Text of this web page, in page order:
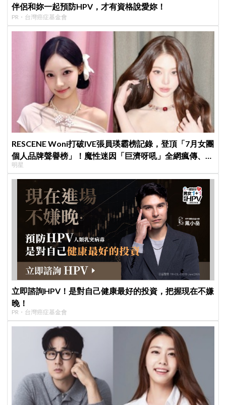
伴侶和妳一起預防HPV，才有資格說愛妳！
PR・台灣癌症基金會
RESCENE Woni打破IVE張員瑛霸榜記錄，登頂「7月女團
個人品牌聲譽榜」！魔性迷因「巨濟呀吼」全網瘋傳、逆
襲Melon第一
明星
立即諮詢HPV！是對自己健康最好的投資，把握現在不嫌
晚！
PR・台灣癌症基金會